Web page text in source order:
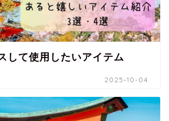
して使用したいアイテム
2025-10-04